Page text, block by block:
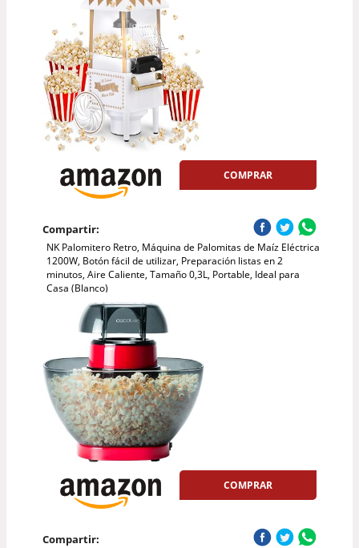
COMPRAR
Compartir:
NK Palomitero Retro, Máquina de Palomitas de Maíz Eléctrica
1200W, Botón fácil de utilizar, Preparación listas en 2
minutos, Aire Caliente, Tamaño 0,3L, Portable, Ideal para
Casa (Blanco)
COMPRAR
Compartir: